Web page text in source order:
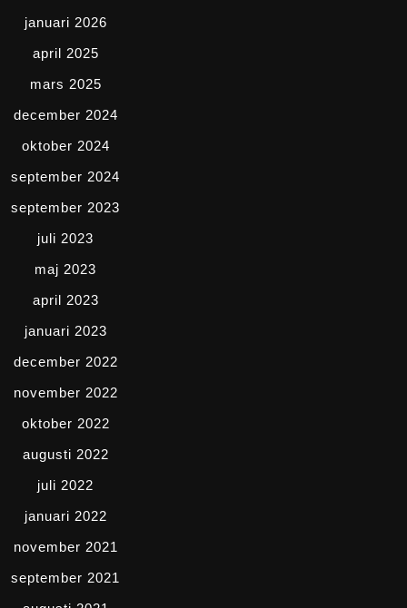
januari 2026
april 2025
mars 2025
december 2024
oktober 2024
september 2024
september 2023
juli 2023
maj 2023
april 2023
januari 2023
december 2022
november 2022
oktober 2022
augusti 2022
juli 2022
januari 2022
november 2021
september 2021